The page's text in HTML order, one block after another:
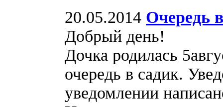
20.05.2014 Очередь
Добрый день!
Дочка родилась
очередь в садик.
уведомлении